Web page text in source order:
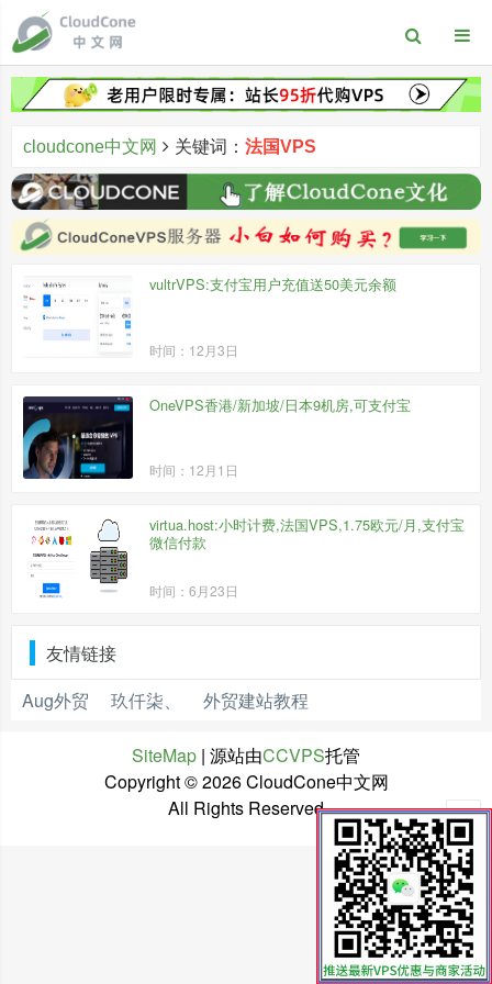
cloudcone中文网 关键词： 法国VPS
vultrVPS:支付宝用户充值送50美元余额
时间：12月3日
OneVPS香港/新加坡/日本9机房,可支付宝
时间：12月1日
virtua.host:小时计费,法国VPS,1.75欧元/月,支付宝
微信付款
时间：6月23日
友情链接
Aug外贸
玖仟柒、 外贸建站教程
SiteMap | 源站由CCVPS托管
Copyright ©2026 CloudCone中文网
All Rights Reserved